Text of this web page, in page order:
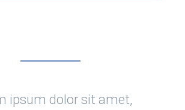
ipsum dolor sit amet,